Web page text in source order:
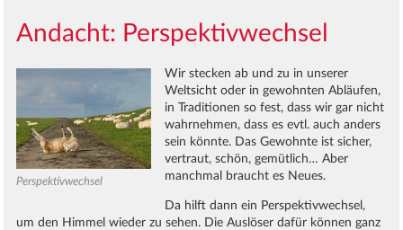
Andacht: Perspektivwechsel
Perspektivwechsel
Wir stecken ab und zu in unserer
Weltsicht oder in gewohnten Abläufen,
in Traditionen so fest, dass wir gar nicht
wahrnehmen, dass es evtl. auch anders
sein könnte. Das Gewohnte ist sicher,
vertraut, schön, gemütlich… Aber
manchmal braucht es Neues.
Da hilft dann ein Perspektivwechsel,
um den Himmel wieder zu sehen. Die Auslöser dafür können ganz